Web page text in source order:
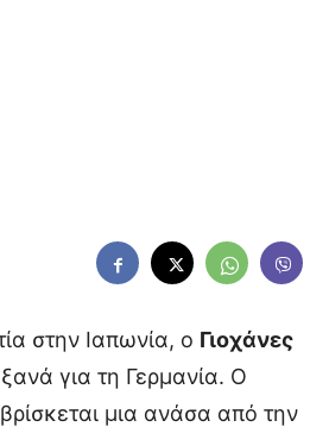
στην Ιαπωνία, ο Γιοχάνες
για τη Γερμανία. Ο
μια ανάσα από την